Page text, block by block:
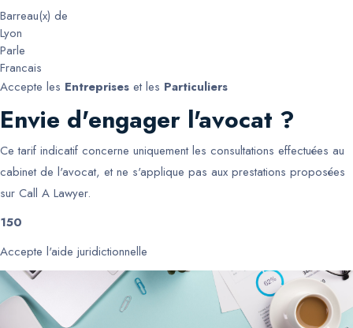
Barreau(x) de
Lyon
Parle
Francais
Accepte les Entreprises et les Particuliers
Envie d'engager l'avocat ?
Ce tarif indicatif concerne uniquement les consultations effectuées au
cabinet de l'avocat, et ne s'applique pas aux prestations proposées
sur Call A Lawyer.
150
Accepte l'aide juridictionnelle